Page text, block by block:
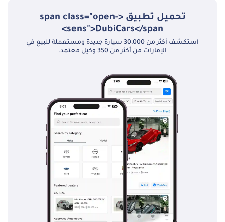
تحميل تطبيق <span class="open-
sens">DubiCars</span>
استكشف أكثر من 30،000 سيارة جديدة ومستعملة للبيع في
الإمارات من أكثر من 350 وكيل معتمد.